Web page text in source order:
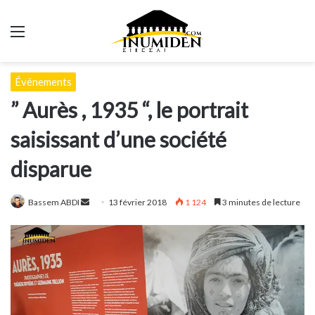
Menu
Événements
” Aurès , 1935 “, le portrait
saisissant d’une société
disparue
Bassem ABDI
Envoyer13 février 2018 1 124 3 minutes de lecture